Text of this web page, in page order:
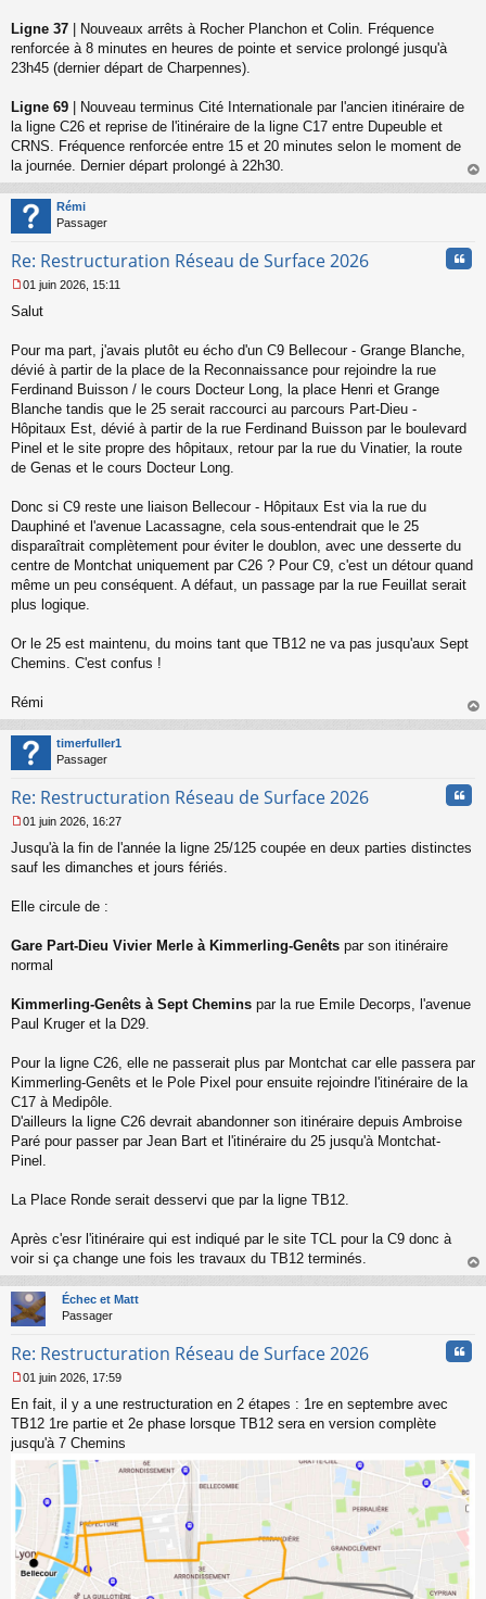
Ligne 37 | Nouveaux arrêts à Rocher Planchon et Colin. Fréquence
renforcée à 8 minutes en heures de pointe et service prolongé jusqu'à
23h45 (dernier départ de Charpennes).
Ligne 69 | Nouveau terminus Cité Internationale par l'ancien itinéraire de
la ligne C26 et reprise de l'itinéraire de la ligne C17 entre Dupeuble et
CRNS. Fréquence renforcée entre 15 et 20 minutes selon le moment de
la journée. Dernier départ prolongé à 22h30.
au
Rémi
Passager
Re: Restructuration Réseau de Surface 2026
e
s
a
g
e
n
o
n
u
01 juin 2026, 15:11
Salut
Pour ma part, j'avais plutôt eu écho d'un C9 Bellecour - Grange Blanche,
dévié à partir de la place de la Reconnaissance pour rejoindre la rue
Ferdinand Buisson / le cours Docteur Long, la place Henri et Grange
Blanche tandis que le 25 serait raccourci au parcours Part-Dieu -
Hôpitaux Est, dévié à partir de la rue Ferdinand Buisson par le boulevard
Pinel et le site propre des hôpitaux, retour par la rue du Vinatier, la route
de Genas et le cours Docteur Long.
Donc si C9 reste une liaison Bellecour - Hôpitaux Est via la rue du
Dauphiné et l'avenue Lacassagne, cela sous-entendrait que le 25
disparaîtrait complètement pour éviter le doublon, avec une desserte du
centre de Montchat uniquement par C26 ? Pour C9, c'est un détour quand
même un peu conséquent. A défaut, un passage par la rue Feuillat serait
plus logique.
Or le 25 est maintenu, du moins tant que TB12 ne va pas jusqu'aux Sept
Chemins. C'est confus !
Rémi
au
timerfuller1
Passager
Re: Restructuration Réseau de Surface 2026
e
s
a
g
n
o
l
u
01 juin 2026, 16:27
Jusqu'à la fin de l'année la ligne 25/125 coupée en deux parties distinctes
sauf les dimanches et jours fériés.
Elle circule de :
Gare Part-Dieu Vivier Merle à Kimmerling-Genêts par son itinéraire
normal
Kimmerling-Genêts à Sept Chemins par la rue Emile Decorps, l'avenue
Paul Kruger et la D29.
Pour la ligne C26, elle ne passerait plus par Montchat car elle passera par
Kimmerling-Genêts et le Pole Pixel pour ensuite rejoindre l'itinéraire de la
C17 à Medipôle.
D'ailleurs la ligne C26 devrait abandonner son itinéraire depuis Ambroise
Paré pour passer par Jean Bart et l'itinéraire du 25 jusqu'à Montchat-
Pinel.
La Place Ronde serait desservi que par la ligne TB12.
Après c'esr l'itinéraire qui est indiqué par le site TCL pour la C9 donc à
voir si ça change une fois les travaux du TB12 terminés.
au
Échec et Matt
Passager
Re: Restructuration Réseau de Surface 2026
e
s
s
o
l
u
01 juin 2026, 17:59
En fait, il y a une restructuration en 2 étapes : 1re en septembre avec
TB12 1re partie et 2e phase lorsque TB12 sera en version complète
jusqu'à 7 Chemins